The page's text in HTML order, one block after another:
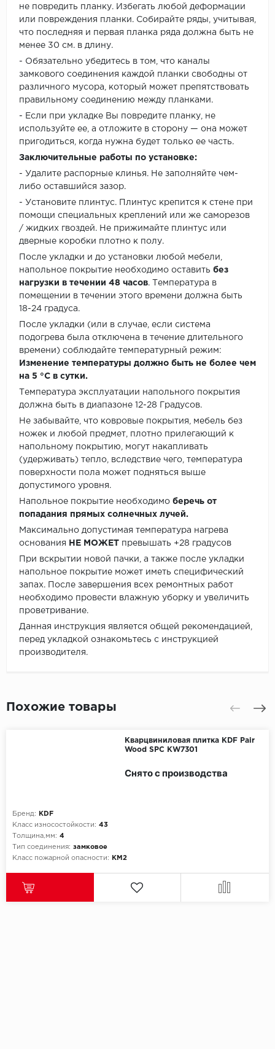
не повредить планку. Избегать любой деформации
или повреждения планки. Собирайте ряды, учитывая,
что последняя и первая планка ряда должна быть не
менее 30 см. в длину.
- Обязательно убедитесь в том, что каналы
замкового соединения каждой планки свободны от
различного мусора, который может препятствовать
правильному соединению между планками.
- Если при укладке Вы повредите планку, не
используйте ее, а отложите в сторону — она может
пригодиться, когда нужна будет только ее часть.
Заключительные работы по установке:
- Удалите распорные клинья. Не заполняйте чем-
либо оставшийся зазор.
- Установите плинтус. Плинтус крепится к стене при
помощи специальных креплений или же саморезов
/ жидких гвоздей. Не прижимайте плинтус или
дверные коробки плотно к полу.
После укладки и до установки любой мебели,
напольное покрытие необходимо оставить без
нагрузки в течении 48 часов. Температура в
помещении в течении этого времени должна быть
18-24 градуса.
После укладки (или в случае, если система
подогрева была отключена в течение длительного
времени) соблюдайте температурный режим:
Изменение температуры должно быть не более чем
на 5 °C в сутки.
Температура эксплуатации напольного покрытия
должна быть в диапазоне 12-28 Градусов.
Не забывайте, что ковровые покрытия, мебель без
ножек и любой предмет, плотно прилегающий к
напольному покрытию, могут накапливать
(удерживать) тепло, вследствие чего, температура
поверхности пола может подняться выше
допустимого уровня.
Напольное покрытие необходимо беречь от
попадания прямых солнечных лучей.
Максимально допустимая температура нагрева
основания
НЕ МОЖЕТ превышать +28 градусов
При вскрытии новой пачки, а также после укладки
напольное покрытие может иметь специфический
запах. После завершения всех ремонтных работ
необходимо провести влажную уборку и увеличить
проветривание.
Данная инструкция является общей рекомендацией,
перед укладкой ознакомьтесь с инструкцией
производителя.
Похожие товары
Кварцвиниловая плитка KDF Pair
Wood SPC KW7301
Бренд:
KDF
Класс износостойкости: 43
Толщина,мм: 4
Тип соединения: замковое
Класс пожарной опасности:
КМ2
Снято с производства